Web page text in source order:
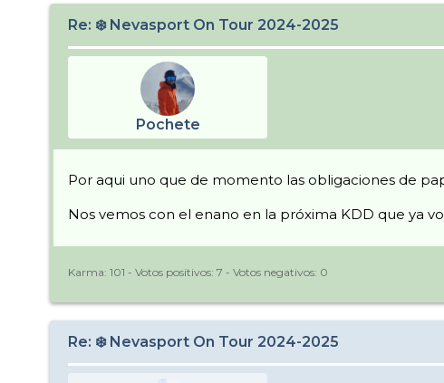
Re: ❄️ Nevasport On Tour 2024-2025
Pochete
Por aqui uno que de momento las obligaciones de
Nos vemos con el enano en la próxima KDD que ya
Karma: 101 - Votos positivos: 7 - Votos negativos: 0
Re: ❄️ Nevasport On Tour 2024-2025